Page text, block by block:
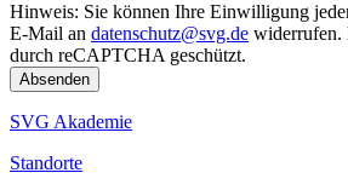
Hinweis: Sie können Ihre Einwilligung
E-Mail an datenschutz@svg.de widerrufen.
durch reCAPTCHA geschützt.
SVG Akademie
Standorte